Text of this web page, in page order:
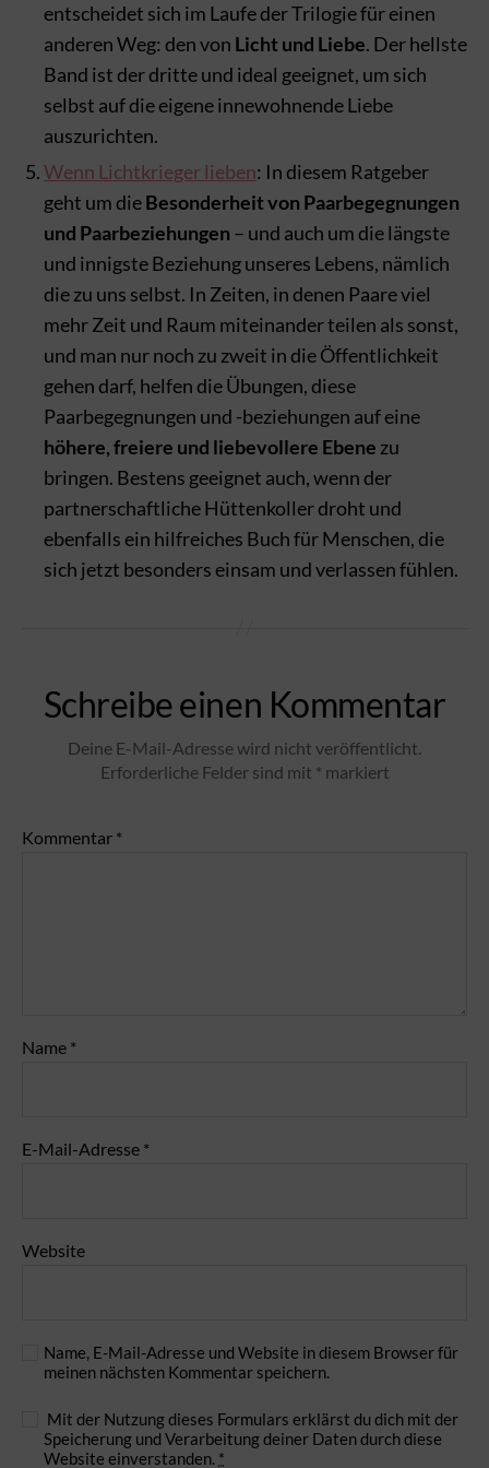
entscheidet sich im Laufe der Trilogie für einen
anderen Weg: den von Licht und Liebe. Der hellste
Band ist der dritte und ideal geeignet, um sich
selbst auf die eigene innewohnende Liebe
auszurichten.
Wenn Lichtkrieger lieben: In diesem Ratgeber
geht um dieBesonderheit von Paarbegegnungen
und Paarbeziehungen – und auch um die längste
und innigste Beziehung unseres Lebens, nämlich
die zu uns selbst. In Zeiten, in denen Paare viel
mehr Zeit und Raum miteinander teilen als sonst,
und man nur noch zu zweit in die Öffentlichkeit
gehen darf, helfen die Übungen, diese
Paarbegegnungen und -beziehungen auf eine
höhere, freiere und liebevollere Ebene zu
bringen. Bestens geeignet auch, wenn der
partnerschaftliche Hüttenkoller droht und
ebenfalls ein hilfreiches Buch für Menschen, die
sich jetzt besonders einsam und verlassen fühlen.
Schreibe einen Kommentar
Deine E-Mail-Adresse wird nicht veröffentlicht.
Erforderliche Felder sind mit * markiert
Kommentar *
Name *
E-Mail-Adresse *
Website
Name, E-Mail-Adresse und Website in diesem Browser für
meinen nächsten Kommentar speichern.
Mit der Nutzung dieses Formulars erklärst du dich mit der
Speicherung und Verarbeitung deiner Daten durch diese
Website einverstanden. *